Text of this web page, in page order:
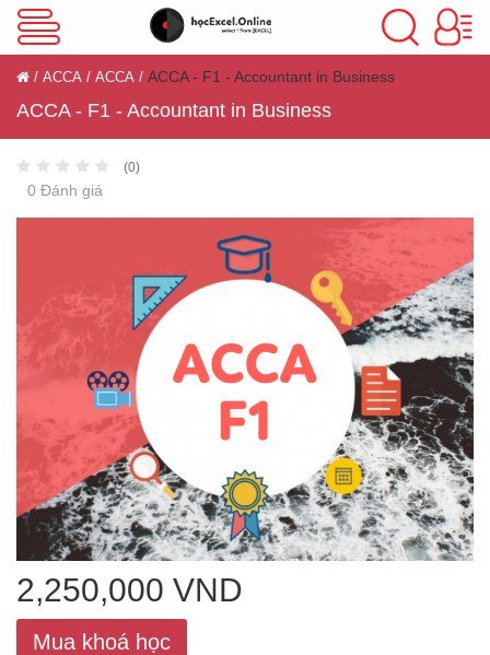
VBA Excel
Excel Cơ Bản
Excel Nâng Cao
Excel Kế Toán
Powerpoint
ACCA
ACCA ACCA ACCA - F1 - Accountant in Business
ACCA - F1 - Accountant in Business
(0)
0 Đánh giá
2,250,000 VND
Mua khoá học